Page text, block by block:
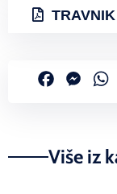
Facebook
Više iz